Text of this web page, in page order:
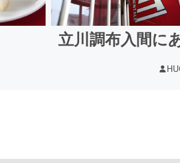
立川調布入間に